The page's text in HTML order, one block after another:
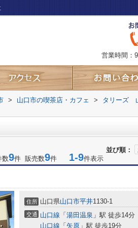
営業時間：
> 山口市の喫茶店・カフェ >
タリーズ
並び順：
数9件 販売数9件 1-9件表示
住所 山口県山口市平井1130-1
交通 山口線 「 湯田温泉 」駅 徒歩14分
山口線 「 矢原 」駅 徒歩19分